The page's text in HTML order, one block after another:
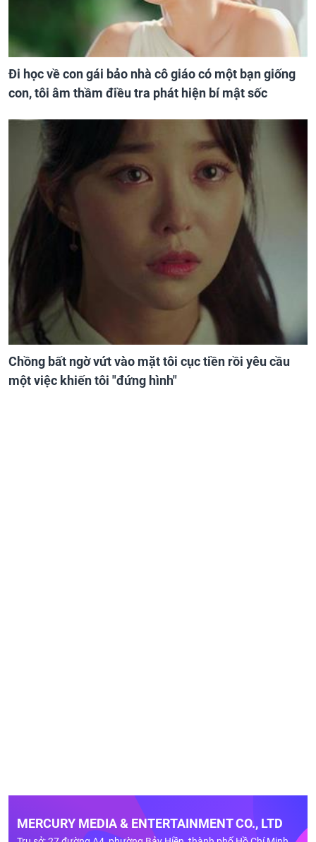
Đi học về con gái bảo nhà cô giáo có một bạn giống
con, tôi âm thầm điều tra phát hiện bí mật sốc
Chồng bất ngờ vứt vào mặt tôi cục tiền rồi yêu cầu
một việc khiến tôi "đứng hình"
MERCURY MEDIA & ENTERTAINMENT CO., LTD